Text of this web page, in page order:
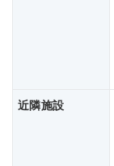
近隣施設